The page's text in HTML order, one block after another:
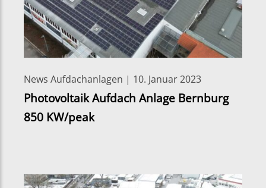
News Aufdachanlagen | 10. Januar 2023
Photovoltaik Aufdach Anlage Bernburg
850 KW/peak